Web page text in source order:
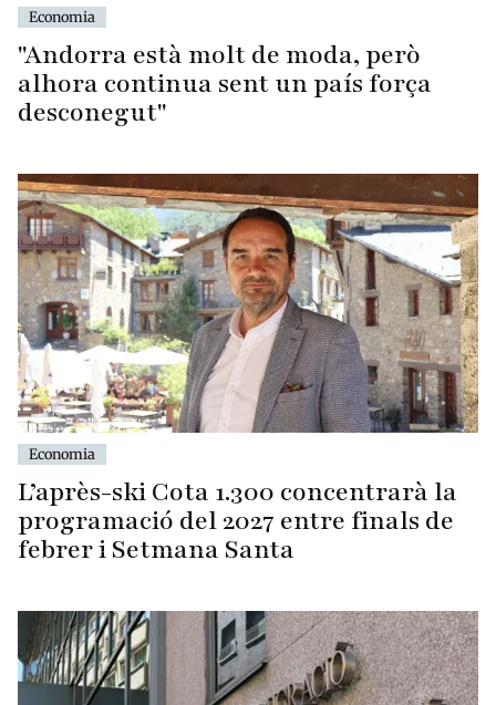
Economia
"Andorra està molt de moda, però
alhora continua sent un país força
desconegut"
Economia
L’après-ski Cota 1.300 concentrarà la
programació del 2027 entre finals de
febrer i Setmana Santa